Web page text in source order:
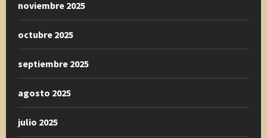
noviembre 2025
octubre 2025
septiembre 2025
agosto 2025
julio 2025